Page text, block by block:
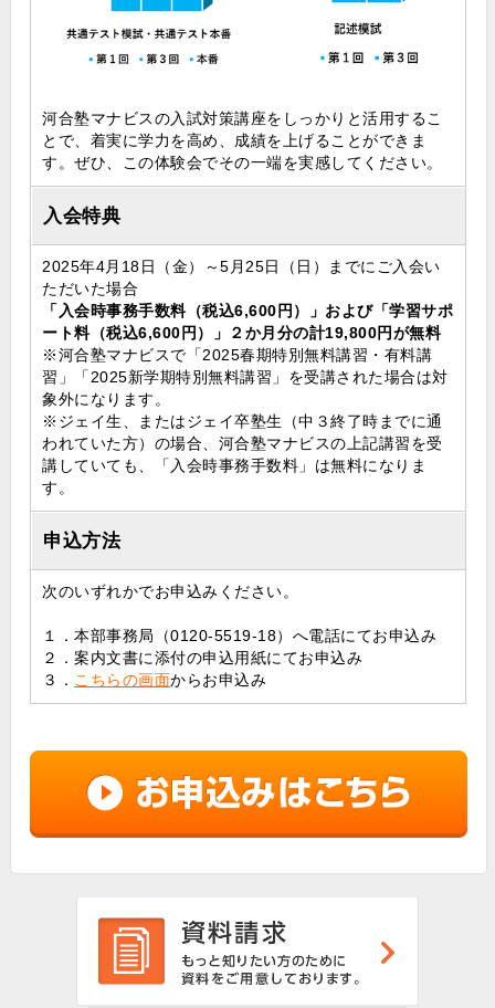
河合塾マナビスの入試対策講座をしっかりと活用するこ
とで、着実に学力を高め、成績を上げることができま
す。ぜひ、この体験会でその一端を実感してください。
入会特典
2025年4月18日（金）～5月25日（日）までにご入会い
ただいた場合
「入会時事務手数料（税込6,600円）」および「学習サポ
ート料（税込6,600円）」２か月分の計19,800円が無料
※河合塾マナビスで「2025春期特別無料講習・有料講
習」「2025新学期特別無料講習」を受講された場合は対
象外になります。
※ジェイ生、またはジェイ卒塾生（中３終了時までに通
われていた方）の場合、河合塾マナビスの上記講習を受
講していても、「入会時事務手数料」は無料になりま
す。
申込方法
次のいずれかでお申込みください。
１．本部事務局（0120-5519-18）へ電話にてお申込み
２．案内文書に添付の申込用紙にてお申込み
３． こちらの画面からお申込み